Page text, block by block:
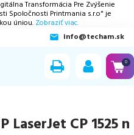
Transformácia Pre Zvýšenie
Spoločnosti Printmania s.r.o" je
úniou. Zobraziť viac.
info@techam.sk
0
LaserJet CP 1525 n